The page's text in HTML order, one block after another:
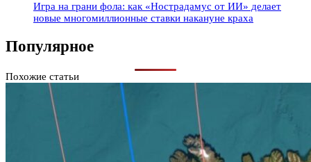
Игра на грани фола: как «Нострадамус от ИИ» делает
новые многомиллионные ставки накануне краха
Популярное
Похожие статьи